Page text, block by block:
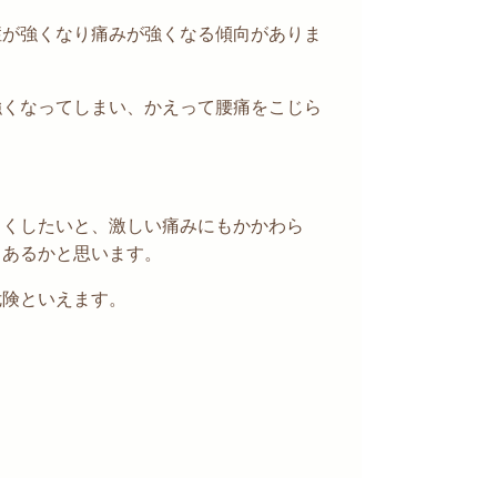
強くなり痛みが強くなる傾向がありま
なってしまい、かえって腰痛をこじら
したいと、激しい痛みにもかかわら
るかと思います。
といえます。